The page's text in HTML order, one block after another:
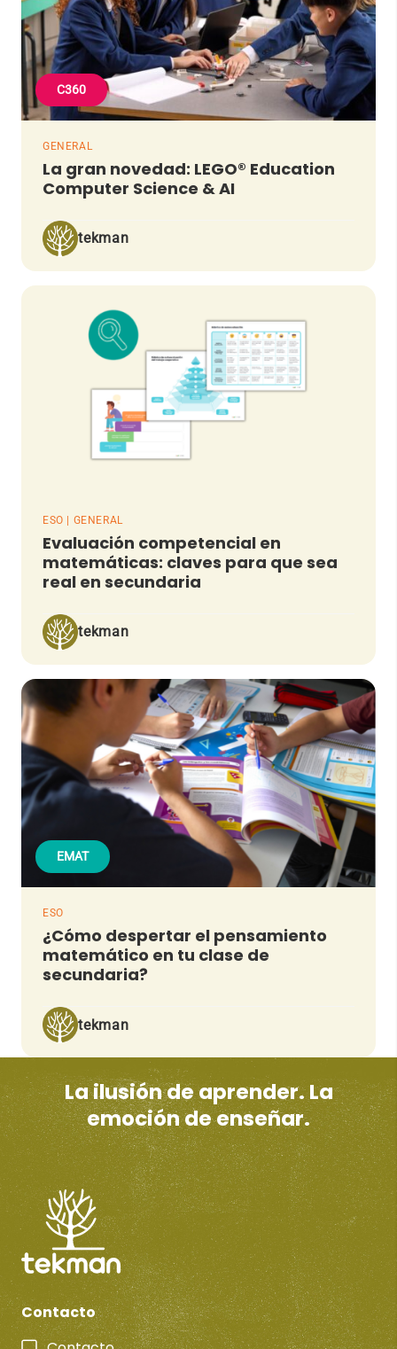
C360
GENERAL
La gran novedad: LEGO® Education
Computer Science & AI
tekman
ESO | GENERAL
Evaluación competencial en
matemáticas: claves para que sea
real en secundaria
tekman
EMAT
ESO
¿Cómo despertar el pensamiento
matemático en tu clase de
secundaria?
tekman
La ilusión de aprender. La
emoción de enseñar.
Contacto